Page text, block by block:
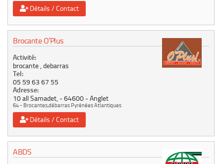
Détails / Contact
Brocante O’Plus
Activité:
brocante , debarras
Tel:
05 59 63 67 55
Adresse:
10 all Samadet, 64600 Anglet
64 - Brocantes,débarras Pyrénées Atlantiques
Détails / Contact
ABDS